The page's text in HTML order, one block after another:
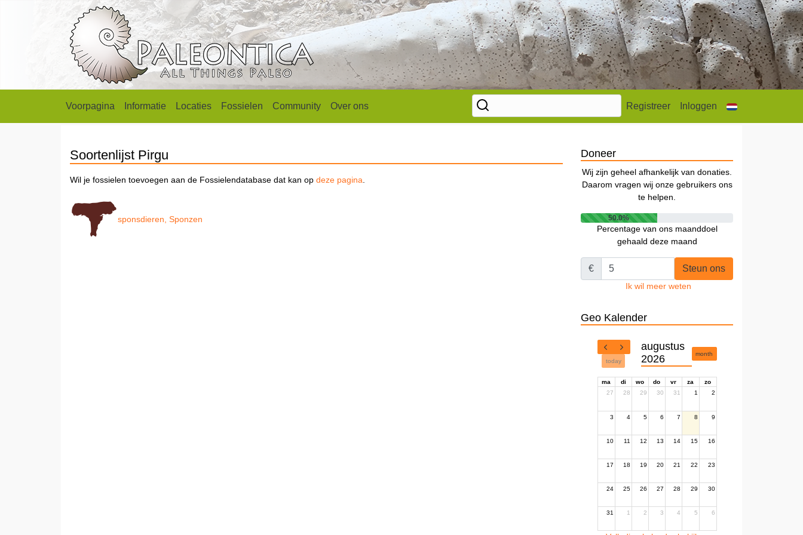
Voorpagina Informatie Locaties Fossielen Community Over ons Registreer Inloggen
Soortenlijst Pirgu
Wil je fossielen toevoegen aan de Fossielendatabase dat kan op deze pagina
sponsdieren, Sponzen
Doneer
Wij zijn geheel afhankelijk van donaties.
Daarom vragen wij onze gebruikers ons
te helpen.
50.0%
Percentage van ons maanddoel
gehaald deze maand
€ Steun ons
Ik wil meer weten
Geo Kalender
today
augustus
2026
month
ma di wo do vr za
zo
27
28 29 30 31 1 2
3 4 5 6 7 8 9
10 11 12 13 14 15 16
17 18 19 20 21 22 23
24 25 26 27 28 29 30
31 1 2 3 4 5 6